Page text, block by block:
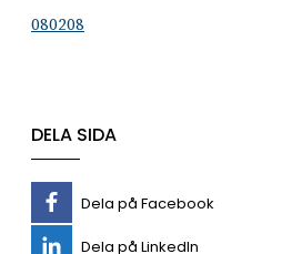
080208
DELA SIDA
Dela på Facebook
Dela på LinkedIn